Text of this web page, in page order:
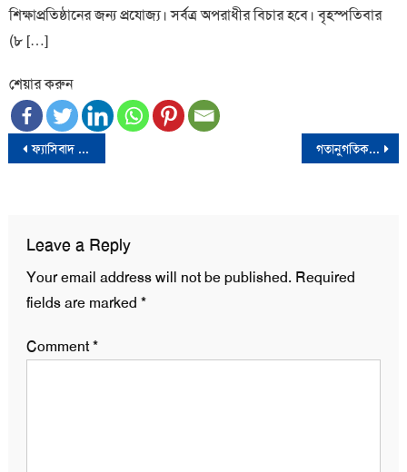
শিক্ষাপ্রতিষ্ঠানের জন্য প্রযোজ্য। সর্বত্র অপরাধীর বিচার হবে। বৃহস্পতিবার
(৮ […]
শেয়ার করুন
Post
ফ্যাসিবাদ নির্মূল ও আওয়ামী লীগকে নিষিদ্ধ করার বিষয়ে গণঅধিকার পরিষদ কোনও আপস করবে না গতানুগতিক নির্বাচন দিয়ে ফ্যাসিবাদকে পুনরায় প্রতিষ্ঠা করার কোন মানে হয় না : মুফতী ফয়জুল করীম
Leave a Reply
Your email address will not be published. Required
fields are marked *
Comment*